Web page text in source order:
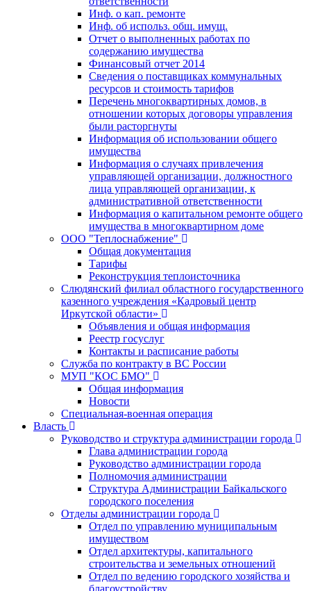
Инф. о кап. ремонте
Инф. об использ. общ. имущ.
Отчет о выполненных работах по
содержанию имущества
Финансовый отчет 2014
Сведения о поставщиках коммунальных
ресурсов и стоимость тарифов
Перечень многоквартирных домов, в
отношении которых договоры управления
были расторгнуты
Информация об использовании общего
имущества
Информация о случаях привлечения
управляющей организации, должностного
лица управляющей организации, к
административной ответственности
Информация о капитальном ремонте общего
имущества в многоквартирном доме
ООО "Теплоснабжение"
Общая документация
Тарифы
Реконструкция теплоисточника
Слюдянский филиал областного государственного
казенного учреждения «Кадровый центр
Иркутской области»
Объявления и общая информация
Реестр госуслуг
Контакты и расписание работы
Служба по контракту в ВС России
МУП "КОС БМО"
Общая информация
Новости
Специальная-военная операция
Власть
Руководство и структура администрации города
Глава администрации города
Руководство администрации города
Полномочия администрации
Структура Администрации Байкальского
городского поселения
Отделы администрации города
Отдел по управлению муниципальным
имуществом
Отдел архитектуры, капитального
строительства и земельных отношений
Отдел по ведению городского хозяйства и
благоустройству